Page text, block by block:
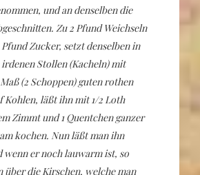
und an denselben die
Zu 2 Pfund Weichseln
Zucker, setzt denselben in
Stollen (Kacheln) mit
(2 Schoppen) guten rothen
Kohlen, läßt ihn mit 1/2 Loth
Zimmt und 1 Quentchen ganzer
kochen. Nun läßt man ihn
wenn er noch lauwarm ist, so
über die Kirschen, welche man